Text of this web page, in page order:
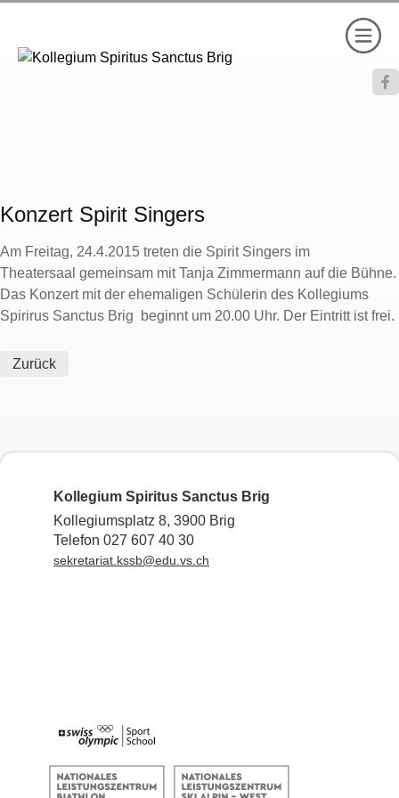

Konzert Spirit Singers
Am Freitag, 24.4.2015 treten die Spirit Singers im
Theatersaal gemeinsam mit Tanja Zimmermann auf die Bühne.
Das Konzert mit der ehemaligen Schülerin des Kollegiums
Spirirus Sanctus Brig beginnt um 20.00 Uhr. Der Eintritt ist frei.
Zurück
Kollegium Spiritus Sanctus Brig
Kollegiumsplatz 8, 3900 Brig
Telefon 027 607 40 30
sekretariat.kssb@edu.vs.ch